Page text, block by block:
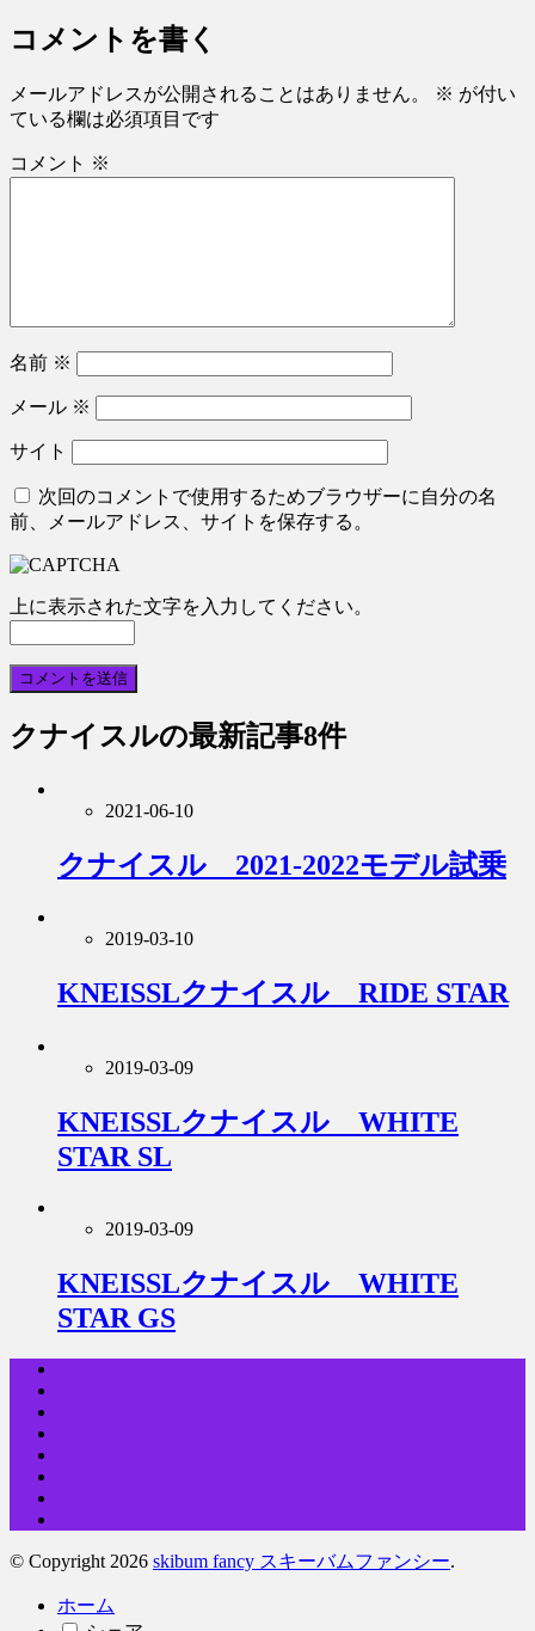
コメントを書く
メールアドレスが公開されることはありません。 ※ が付い
ている欄は必須項目です
コメント ※
名前 ※
メール ※
サイト
次回のコメントで使用するためブラウザーに自分の名
前、メールアドレス、サイトを保存する。
上に表示された文字を入力してください。
クナイスルの最新記事8件
2021-06-10
クナイスル 2021-2022モデル試乗
2019-03-10
KNEISSLクナイスル RIDE STAR
2019-03-09
KNEISSLクナイスル WHITE
STAR SL
2019-03-09
KNEISSLクナイスル WHITE
STAR GS
© Copyright 2026 skibum fancy スキーバムファンシー.
ホーム